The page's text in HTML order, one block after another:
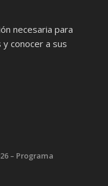
necesaria para
conocer a sus
– Programa